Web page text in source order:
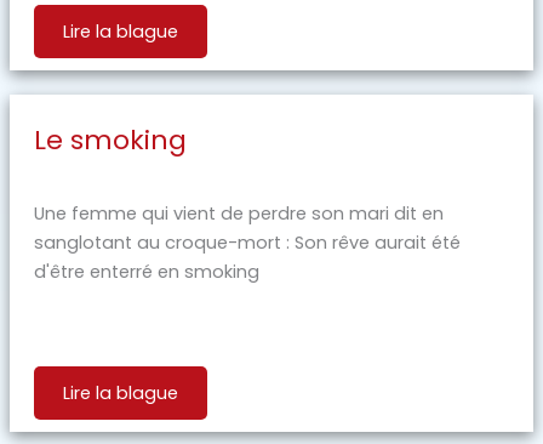
Lire la blague
Le smoking
Une femme qui vient de perdre son mari dit en
sanglotant au croque-mort : Son rêve aurait été
d'être enterré en smoking
Lire la blague